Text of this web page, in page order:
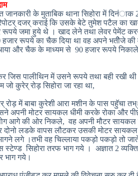
जानकारी के मुताबिक थाना सिहोरा में दिनंाक
दजर् कराई कि उसके बेटे तुमेश पटैल का
जमा हुये थे । खाद लेने तथा लेवर पेमेंट
रूपये का चैक दिया था वह अपने भतीेजे की
और चैक के माध्यम से 90 हजार रूपये
जिस पालीथिन में उसने रूपये तथा बही रखी
कुरेर् रोड़ सिहोरा जा रहा था,
रोड़ में बाबा कुरेशी आरा मशीन के पास पहॅुचा
अपनी मोटर सायकल धीमी करके रोका और
आगे की ओर निकले, वह अपनी मौटर
दोनो लडके वापस लौटकर उसकी मोटर
लगे ।तभी वह चिल्लाया पकड़ो पकड़ो तो
बस स्टेण्ड सिहोरा तरफ भाग गये । अज्ञात 2
भाग गये।